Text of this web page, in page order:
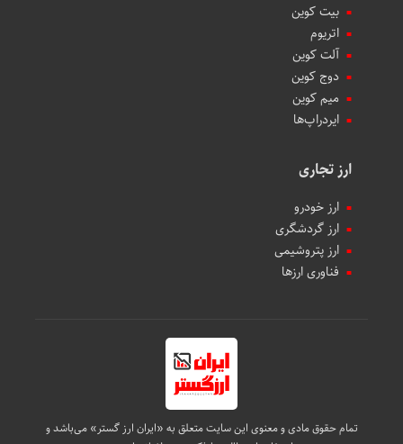
بیت کوین
اتریوم
آلت کوین
دوج کوین
میم کوین‌
ایردراپ‌ها
ارز تجاری
ارز خودرو
ارز گردشگری
ارز پتروشیمی
فناوری ارزها
تمام حقوق مادی و معنوی این سایت متعلق به «ایران ارز گستر» می‌باشد و